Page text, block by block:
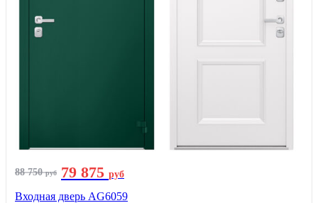
88 750руб 79 875 руб
Входная дверь AG6059